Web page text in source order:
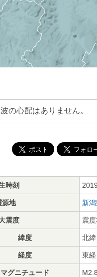
の心配はありません。
時刻
源地 新
震度 震度
緯度 北
経度 東
マグニチュード M2.8